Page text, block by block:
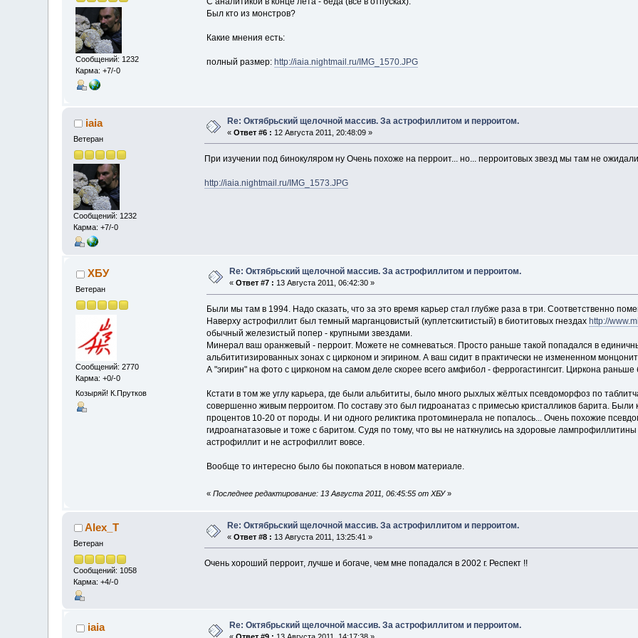
Сообщений: 1232
Карма: +7/-0
Был кто из монстров?
Какие мнения есть:
полный размер: http://iaia.nightmail.ru/IMG_1570.JPG
iaia
Ветеран
Сообщений: 1232
Карма: +7/-0
Re: Октябрьский щелочной массив. За астрофиллитом и перроитом.
«Ответ #6 : 12 Августа 2011, 20:48:09 »
При изучении под бинокуляром ну Очень похоже на перроит... но... перроитовых звезд мы там не
http://iaia.nightmail.ru/IMG_1573.JPG
ХБУ
Ветеран
Сообщений: 2770
Карма: +0/-0
Козыряй! К.Прутков
Re: Октябрьский щелочной массив. За астрофиллитом и перроитом.
«Ответ #7 : 13 Августа 2011, 06:42:30 »
Были мы там в 1994. Надо сказать, что за это время карьер стал глубже раза в три. Соответственно
Наверху астрофиллит был темный марганцовистый (куплетскитистый) в биотитовых гнездах http://
обычный железистый попер - крупными звездами.
Минерал ваш оранжевый - перроит. Можете не сомневаться. Просто раньше такой попадался в
альбититизированных зонах с цирконом и эгирином. А ваш сидит в практически не измененном
А "эгирин" на фото с цирконом на самом деле скорее всего амфибол - феррогастингсит. Циркона
Кстати в том же углу карьера, где были альбититы, было много рыхлых жёлтых псевдоморфоз по
совершенно живым перроитом. По составу это был гидроанатаз с примесью кристалликов барита. Были
процентов 10-20 от породы. И ни одного реликтика протоминерала не попалось... Очень похожие
гидроагнатазовые и тоже с баритом. Судя по тому, что вы не наткнулись на здоровые
астрофиллит и не астрофиллит вовсе.
Вообще то интересно было бы покопаться в новом материале.
« Последнее редактирование: 13 Августа 2011, 06:45:55 от ХБУ»
Alex_T
Ветеран
Сообщений: 1058
Карма: +4/-0
Re: Октябрьский щелочной массив. За астрофиллитом и перроитом.
«Ответ #8 : 13 Августа 2011, 13:25:41 »
Очень хороший перроит, лучше и богаче, чем мне попадался в 2002 г. Респект !!
iaia Re: Октябрьский щелочной массив. За астрофиллитом и перроитом.